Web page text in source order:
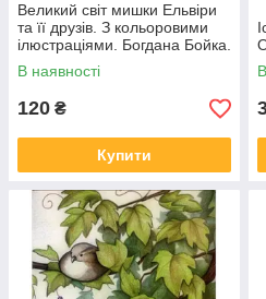
Великий світ мишки Ельвіри
та її друзів. З кольоровими
ілюстраціями. Богдана Бойка.
В наявності
120 ₴
Купити